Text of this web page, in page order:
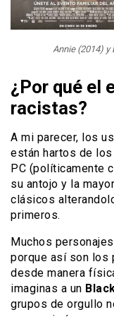
Annie (2014) y
¿Por qué el
racistas?
A mi parecer, los
están hartos de los
PC (políticamente
su antojo y la
clásicos
primeros.
Muchos
porque así son los
desde manera
imaginas a un
grupos de orgullo